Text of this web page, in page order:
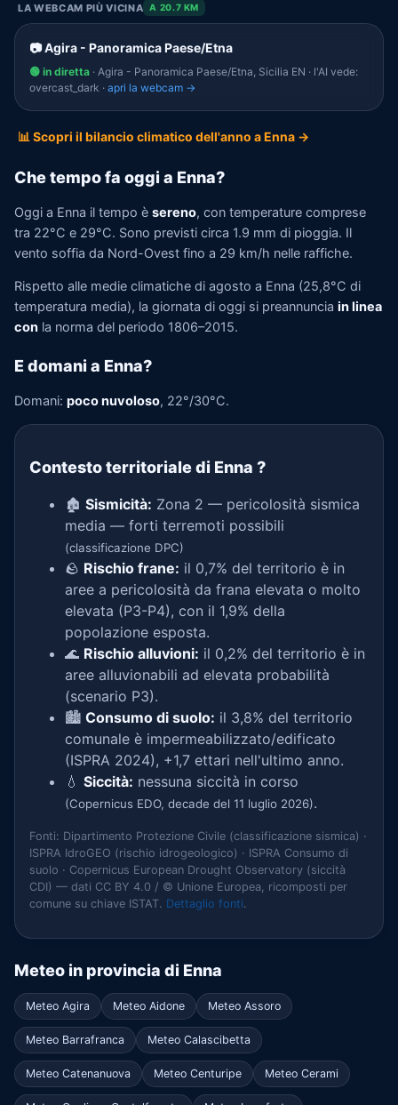
LA WEBCAM PIÙ VICINA A 20.7 KM
📷 Agira - Panoramica Paese/Etna
🟢 in diretta · Agira - Panoramica Paese/Etna, Sicilia EN · l'AI vede:
overcast_dark · apri la webcam →
📊 Scopri il bilancio climatico dell'anno a Enna →
Che tempo fa oggi a Enna?
Oggi a Enna il tempo è sereno, con temperature comprese
tra 22°C e 29°C. Sono previsti circa 1.9 mm di pioggia. Il
vento soffia da Nord-Ovest fino a 29 km/h nelle raffiche.
Rispetto alle medie climatiche di agosto a Enna (25,8°C di
temperatura media), la giornata di oggi si preannuncia in linea
con la norma del periodo 1806–2015.
E domani a Enna?
Domani: poco nuvoloso, 22°/30°C.
Contesto territoriale di Enna ?
🏚️ Sismicità: Zona 2 — pericolosità sismica
media — forti terremoti possibili
(classificazione DPC)
🪨 Rischio frane: il 0,7% del territorio è in
aree a pericolosità da frana elevata o molto
elevata (P3-P4), con il 1,9% della
popolazione esposta.
🌊 Rischio alluvioni: il 0,2% del territorio è in
aree alluvionabili ad elevata probabilità
(scenario P3).
🏙️ Consumo di suolo: il 3,8% del territorio
comunale è impermeabilizzato/edificato
(ISPRA 2024), +1,7 ettari nell'ultimo anno.
💧 Siccità: nessuna siccità in corso
(Copernicus EDO, decade del 11 luglio 2026).
Fonti: Dipartimento Protezione Civile (classificazione sismica) ·
ISPRA IdroGEO (rischio idrogeologico) · ISPRA Consumo di
suolo · Copernicus European Drought Observatory (siccità
CDI) — dati CC BY 4.0 / © Unione Europea, ricomposti per
comune su chiave ISTAT. Dettaglio fonti.
Meteo in provincia di Enna
Meteo Agira Meteo Aidone Meteo Assoro
Meteo Barrafranca Meteo Calascibetta
Meteo Catenanuova Meteo Centuripe Meteo Cerami